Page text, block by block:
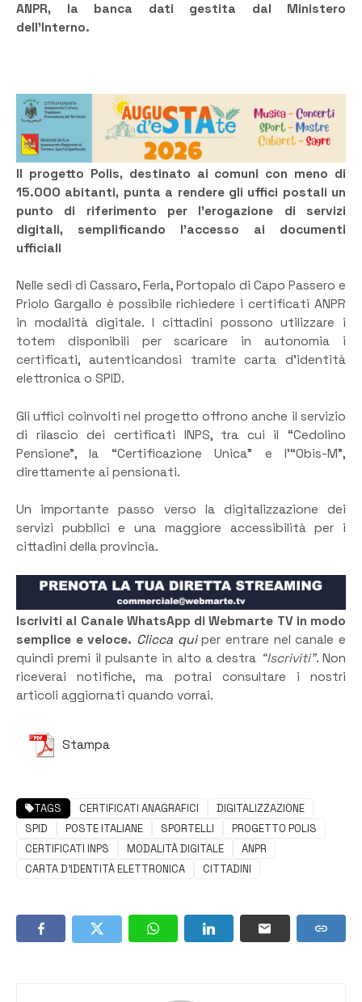
ANPR, la banca dati gestita dal Ministero
dell’Interno.
Il progetto Polis, destinato ai comuni con meno di
15.000 abitanti, punta a rendere gli uffici postali un
punto di riferimento per l’erogazione di servizi
digitali, semplificando l’accesso ai documenti
ufficiali
Nelle sedi di Cassaro, Ferla, Portopalo di Capo Passero e
Priolo Gargallo è possibile richiedere i certificati ANPR
in modalità digitale. I cittadini possono utilizzare i
totem disponibili per scaricare in autonomia i
certificati, autenticandosi tramite carta d’identità
elettronica o SPID.
Gli uffici coinvolti nel progetto offrono anche il servizio
di rilascio dei certificati INPS, tra cui il “Cedolino
Pensione”, la “Certificazione Unica” e l’“Obis-M”,
direttamente ai pensionati.
Un importante passo verso la digitalizzazione dei
servizi pubblici e una maggiore accessibilità per i
cittadini della provincia.
Iscriviti al Canale WhatsApp di Webmarte TV in modo
semplice e veloce. Clicca quiper entrare nel canale e
quindi premi il pulsante in alto a destra “Iscriviti”. Non
riceverai notifiche, ma potrai consultare i nostri
articoli aggiornati quando vorrai.
Stampa
TAGS CERTIFICATI ANAGRAFICI
DIGITALIZZAZIONE
SPID
POSTE ITALIANE SPORTELLI
PROGETTO POLIS
CERTIFICATI INPS
MODALITÀ DIGITALE
ANPR
CARTA D’IDENTITÀ ELETTRONICA
CITTADINI